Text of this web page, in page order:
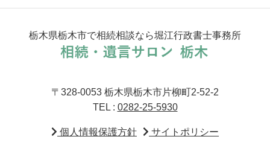
栃木県栃木市で相続相談なら堀江行政書士事務所
〒328-0053 栃木県栃木市片柳町2-52-2
TEL : 0282-25-5930
個人情報保護方針 サイトポリシー